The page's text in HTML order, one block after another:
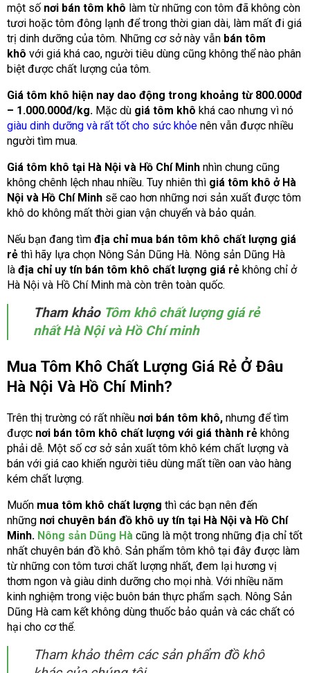
một số nơi bán tôm khô làm từ những con tôm đã không còn
tươi hoặc tôm đông lạnh để trong thời gian dài, làm mất đi giá
trị dinh dưỡng của tôm. Những cơ sở này vẫn bán tôm
khô với giá khá cao, người tiêu dùng cũng không thể nào phân
biệt được chất lượng của tôm.
Giá tôm khô hiện nay dao động trong khoảng từ 800.000đ
– 1.000.000đ/kg. Mặc dù giá tôm khô khá cao nhưng vì nó
giàu dinh dưỡng và rất tốt cho sức khỏe nên vẫn được nhiều
người tìm mua.
Giá tôm khô tại Hà Nội và Hồ Chí Minh nhìn chung cũng
không chênh lệch nhau nhiều. Tuy nhiên thì giá tôm khô ở Hà
Nội và Hồ Chí Minh sẽ cao hơn những nơi sản xuất được tôm
khô do không mất thời gian vận chuyển và bảo quản.
Nếu bạn đang tìm địa chỉ mua bán tôm khô chất lượng giá
rẻ thì hãy lựa chọn Nông Sản Dũng Hà. Nông sản Dũng Hà
là địa chỉ uy tín bán tôm khô chất lượng giá rẻ không chỉ ở
Hà Nội và Hồ Chí Minh mà còn trên toàn quốc.
Tham khảo Tôm khô chất lượng giá rẻ
nhất Hà Nội và Hồ Chí minh
Mua Tôm Khô Chất Lượng Giá Rẻ Ở Đâu
Hà Nội Và Hồ Chí Minh?
Trên thị trường có rất nhiều nơi bán tôm khô, nhưng để tìm
được nơi bán tôm khô chất lượng với giá thành rẻ không
phải dễ. Một số cơ sở sản xuất tôm khô kém chất lượng và
bán với giá cao khiến người tiêu dùng mất tiền oan vào hàng
kém chất lượng.
Muốn mua tôm khô chất lượng thì các bạn nên đến
những nơi chuyên bán đồ khô uy tín tại Hà Nội và Hồ Chí
Minh. Nông sản Dũng Hà cũng là một trong những địa chỉ tốt
nhất chuyên bán đồ khô. Sản phẩm tôm khô tại đây được làm
từ những con tôm tươi chất lượng nhất, đem lại hương vị
thơm ngon và giàu dinh dưỡng cho mọi nhà. Với nhiều năm
kinh nghiệm trong việc buôn bán thực phẩm sạch. Nông Sản
Dũng Hà cam kết không dùng thuốc bảo quản và các chất có
hại cho cơ thể.
Tham khảo thêm các sản phẩm đồ khô